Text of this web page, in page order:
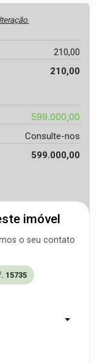
210,00
210,00
599.000,00
Consulte-nos
599.000,00
imóvel
o seu contato
15735